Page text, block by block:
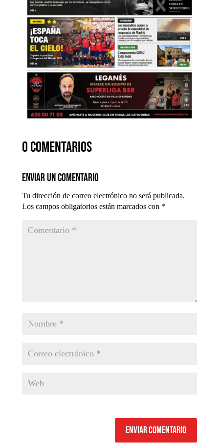
0 comentarios
Enviar un comentario
Tu dirección de correo electrónico no será publicada.
Los campos obligatorios están marcados con *
Enviar comentario